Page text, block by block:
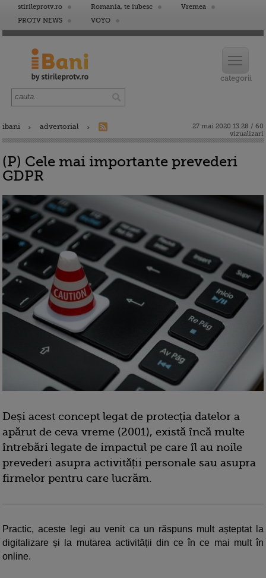
stirileprotv.ro Romania, te iubesc
Vremea
PROTV NEWS
VOYO
ibani advertorial
27 mai 2020 13:28 / 60
vizualizari
(P) Cele mai importante prevederi
GDPR
Deși acest concept legat de protecția datelor a
apărut de ceva vreme (2001), există încă multe
întrebări legate de impactul pe care îl au noile
prevederi asupra activității personale sau asupra
firmelor pentru care lucrăm.
Practic, aceste legi au venit ca un răspuns mult așteptat la
digitalizare și la mutarea activității din ce în ce mai mult în
online.